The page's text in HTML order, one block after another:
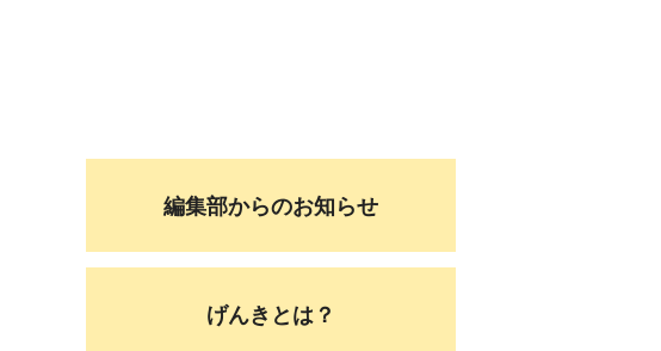
編集部からのお知らせ
げんきとは？